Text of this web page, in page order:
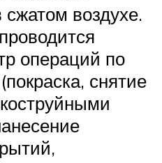
сжатом воздухе.
операций по
снятие